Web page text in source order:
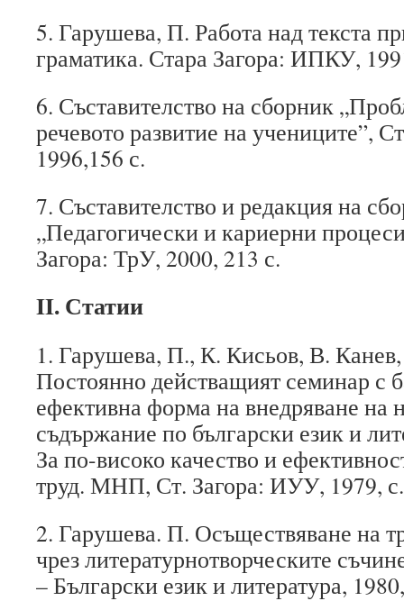
5. Гарушева, П. Работа над текста
граматика. Стара Загора: ИПКУ,
6. Съставителство на сборник
речевото развитие на учениците”,
1996,156 с.
7. Съставителство и редакция на
„Педагогически и кариерни
Загора: ТрУ, 2000, 213 с.
II.Статии
1. Гарушева, П., К. Кисьов, В.
Постоянно действащият семинар с
ефективна форма на внедряване на
съдържание по български език и
За по-високо качество и
труд. МНП, Ст. Загора: ИУУ, 1979,
2. Гарушева. П. Осъществяване на
чрез литературнотворческите
– Български език и литература,